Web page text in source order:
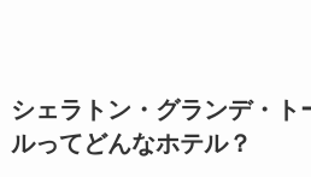
シェラトン・グランデ・ト
ルってどんなホテル？